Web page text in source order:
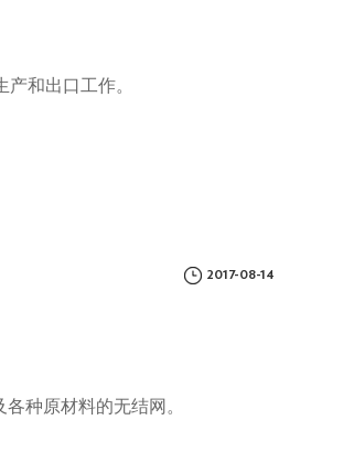
和出口工作。
2017-08-14
种原材料的无结网。